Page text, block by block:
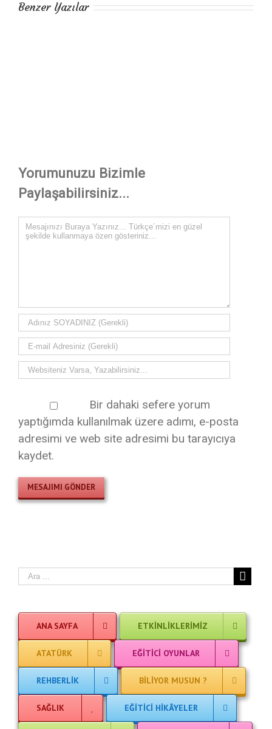
Benzer Yazılar
Yorumunuzu Bizimle
Paylaşabilirsiniz...
Comment
Bir dahaki sefere yorum
yaptığımda kullanılmak üzere adımı, e-posta
adresimi ve web site adresimi bu tarayıcıya
kaydet.
ANA SAYFA ETKINLIKLERIMIZ
ATATÜRK EĞITICI OYUNLAR
REHBERLIK BILIYOR MUSUN ?
SAĞLIK EĞITICI HIKÂYELER